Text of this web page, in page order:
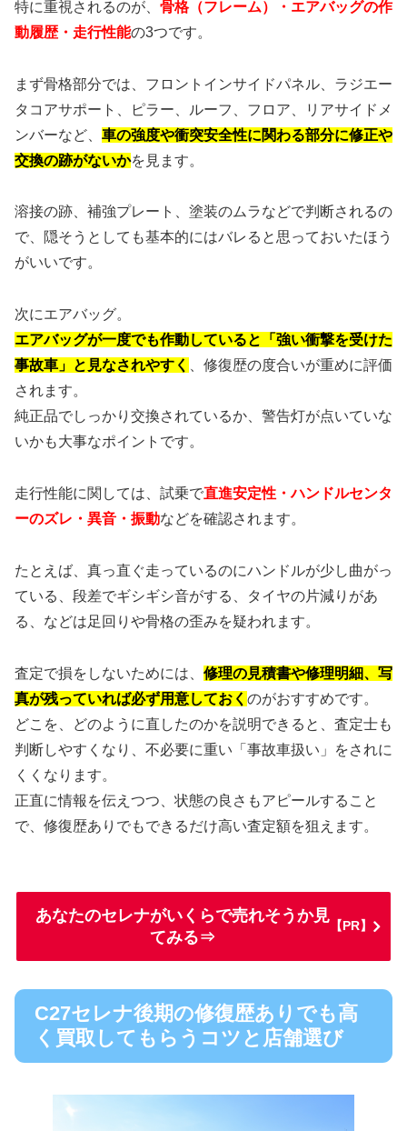
特に重視されるのが、 骨格（フレーム）・エアバッグの作
動履歴・走行性能の3つです。
まず骨格部分では、フロントインサイドパネル、ラジエー
タコアサポート、ピラー、ルーフ、フロア、リアサイドメ
ンバーなど、 車の強度や衝突安全性に関わる部分に修正や
交換の跡がないかを見ます。
溶接の跡、補強プレート、塗装のムラなどで判断されるの
で、隠そうとしても基本的にはバレると思っておいたほう
がいいです。
次にエアバッグ。
エアバッグが一度でも作動していると「強い衝撃を受けた
事故車」と見なされやすく
、修復歴の度合いが重めに評価
されます。
純正品でしっかり交換されているか、警告灯が点いていな
いかも大事なポイントです。
走行性能に関しては、試乗で直進安定性・ハンドルセンタ
ーのズレ・異音・振動などを確認されます。
たとえば、真っ直ぐ走っているのにハンドルが少し曲がっ
ている、段差でギシギシ音がする、タイヤの片減りがあ
る、などは足回りや骨格の歪みを疑われます。
査定で損をしないためには、 修理の見積書や修理明細、写
真が残っていれば必ず用意しておく のがおすすめです。
どこを、どのように直したのかを説明できると、査定士も
判断しやすくなり、不必要に重い「事故車扱い」をされに
くくなります。
正直に情報を伝えつつ、状態の良さもアピールすること
で、修復歴ありでもできるだけ高い査定額を狙えます。
あなたのセレナがいくらで売れそうか見
てみる⇒
【PR】
C27セレナ後期の修復歴ありでも高
く買取してもらうコツと店舗選び